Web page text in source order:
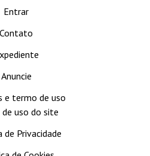
Entrar
Contato
Anuncie
e termo de uso
de uso do site
Privacidade